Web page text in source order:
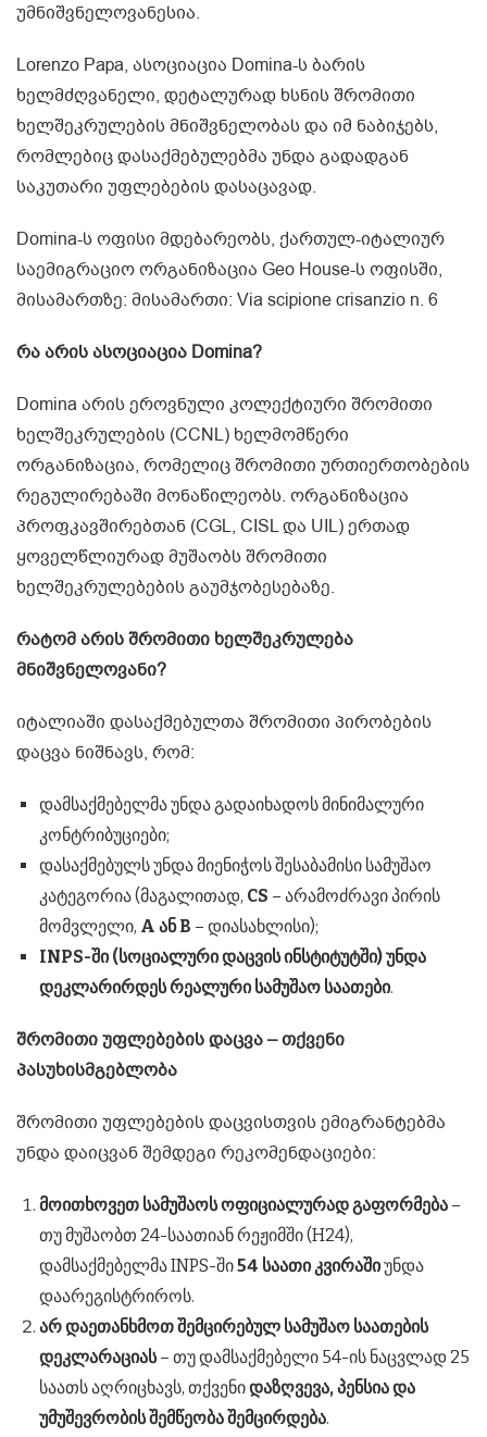
უმნიშვნელოვანესია.
Lorenzo Papa, ასოციაცია Domina-ს ბარის
ხელმძღვანელი, დეტალურად ხსნის შრომითი
ხელშეკრულების მნიშვნელობას და იმ ნაბიჯებს,
რომლებიც დასაქმებულებმა უნდა გადადგან
საკუთარი უფლებების დასაცავად.
Domina-ს ოფისი მდებარეობს, ქართულ-იტალიურ
საემიგრაციო ორგანიზაცია Geo House-ს ოფისში,
მისამართზე: მისამართი: Via scipione crisanzio n. 6
რაარისასოციაცია Domina?
Domina არის ეროვნული კოლექტიური შრომითი
ხელშეკრულების (CCNL) ხელმომწერი
ორგანიზაცია, რომელიც შრომითი ურთიერთობების
რეგულირებაში მონაწილეობს. ორგანიზაცია
პროფკავშირებთან (CGL, CISL და UIL) ერთად
ყოველწლიურად მუშაობს შრომითი
ხელშეკრულებების გაუმჯობესებაზე.
რატომარისშრომითი ხელშეკრულება
მნიშვნელოვანი?
იტალიაში დასაქმებულთა შრომითი პირობების
დაცვა ნიშნავს, რომ:
დამსაქმებელმა უნდა გადაიხადოს მინიმალური
კონტრიბუციები;
დასაქმებულს უნდა მიენიჭოს შესაბამისი სამუშაო
კატეგორია (მაგალითად, CS – არამოძრავი პირის
მომვლელი, A ანB – დიასახლისი);
INPS-ში(სოციალურიდაცვისინსტიტუტში)უნდა
დეკლარირდესრეალური სამუშაო საათები.
შრომითიუფლებებისდაცვა–თქვენი
პასუხისმგებლობა
შრომითი უფლებების დაცვისთვის ემიგრანტებმა
უნდა დაიცვან შემდეგი რეკომენდაციები:
მოითხოვეთ სამუშაოსოფიციალურადგაფორმება–
თუ მუშაობთ 24-საათიან რეჟიმში (H24),
დამსაქმებელმა INPS-ში54 საათიკვირაშიუნდა
დაარეგისტრიროს.
არდაეთანხმოთშემცირებულ სამუშაო საათების
დეკლარაციას– თუ დამსაქმებელი 54-ის ნაცვლად 25
საათს აღრიცხავს, თქვენიდაზღვევა,პენსიადა
უმუშევრობისშემწეობაშემცირდება.